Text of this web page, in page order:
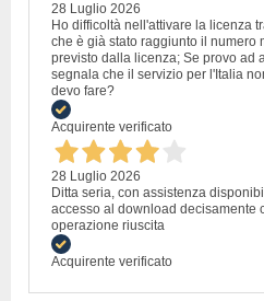
28 Luglio 2026
Ho difficoltà nell'attivare la licenza
che è già stato raggiunto il numero
previsto dalla licenza; Se provo ad
segnala che il servizio per l'Italia
devo fare?
Acquirente verificato
28 Luglio 2026
Ditta seria, con assistenza
accesso al download decisamente
operazione riuscita
Acquirente verificato